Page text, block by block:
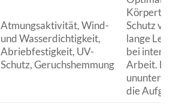
Atmungsaktivität, Wind-
und Wasserdichtigkeit,
Abriebfestigkeit, UV-
Schutz, Geruchshemmung
Schutz
lange
bei
Arbeit.
die